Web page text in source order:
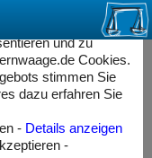
«
und zu
Cookies.
stimmen Sie
dazu erfahren Sie
- Details anzeigen
-